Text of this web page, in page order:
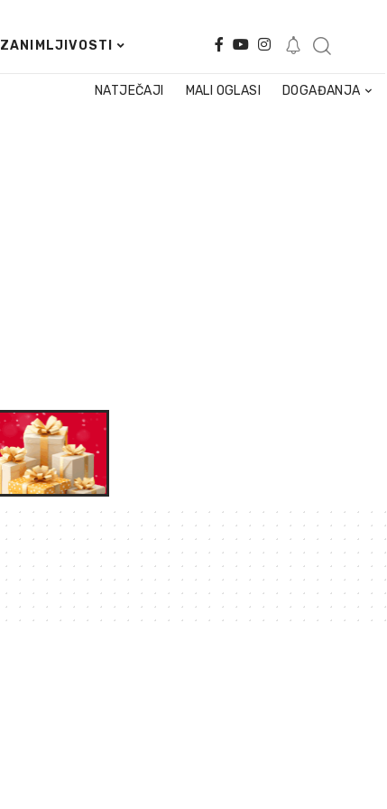
ZANIMLJIVOSTI
NATJEČAJI MALI OGLASI DOGAĐANJA